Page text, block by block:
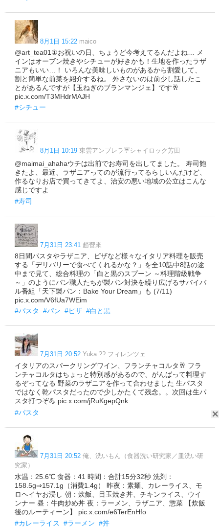
8月1日 15:22 maico
@art_tea01①お祝いの日、ちょうど今考えてるんだよね… メ
インはオーブン焼きやシチューが好きかも！生地を作ったラザ
ニアもいい…！ いろんな美味しいものがあるから割愛して、
割と簡単な前菜を紹介するね。 外さないのは前少し話したこ
とがあるんですが【玉ねぎのブランマンジェ】です🥂
pic.x.com/T3MHdrMAJH
#シチュー
8月1日 10:19 東雲アンブレラ☔シャイロック芳田
@maimai_ahahaウチは出前でお寿司を出してました。 寿司飽
きたよ、最近、ラザニアってのが流行ってるらしいんだけど、
作るなりお店で買ってきてよ、治安の悪い地域の公立はこんな
感じですよ
#寿司
7月31日 23:41 趙營來
8日間パスタやラザニア、ピザなど様々なイタリア料理を販売
する「デリバリーで食べてくれるかな？」を全10話中8話の途
中まで見て、総合料理の「白と黒のスプーン ～料理階級戦争
～」のようにパン職人たちが製パン対決を繰り広げるサバイバ
ル番組「天下製パン：Bake Your Dream」も (7/11)
pic.x.com/V6fUa7WEim
#パスタ
#パン #ピザ #白と黒
7月31日 20:52 Yuka ?? フィレンツェ
イタリアのスパークリングワイン、フランチャコルタ🥂 フラ
ンチャコルタはちょっと特別感があるので、がんばって料理す
るぞってなる 野菜のラザニアを作って合わせました 生パスタ
ではなく乾パスタだったので少しかたくて残念。。次回は生パ
スタ打つぞ💪 pic.x.com/jRuKgepQnk
#パスタ
7月31日 20:52 俺、洗いもん（食器洗い研究家／皿洗い研
究家）
水温：25.6℃ 食器：41 時間：合計15分32秒 洗剤：
158.5g⇒157.1g（消費1.4g） 昨夜：素麺、カレーライス、モ
ロヘイヤお浸し 朝：炊飯、目玉焼き丼、チキンライス、ウイ
ンナー 昼：牛肉炒め丼 夜：ラーメン、ラザニア、惣菜 【炊飯
後のルーティーン】 pic.x.com/e6TerEnHfo
#カレーライス
#ラーメン #丼